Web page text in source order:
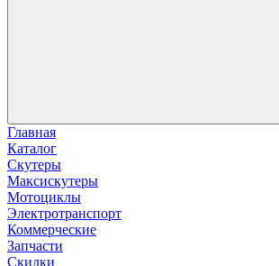
Главная
Каталог
Скутеры
Максискутеры
Мотоциклы
Электротранспорт
Коммерческие
Запчасти
Скидки